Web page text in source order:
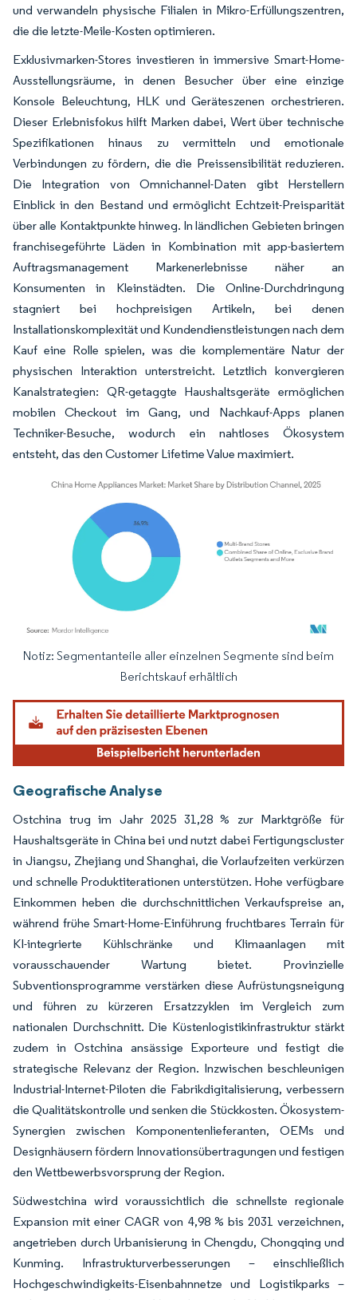
und verwandeln physische Filialen in Mikro-Erfüllungszentren,
die die letzte-Meile-Kosten optimieren.
Exklusivmarken-Stores investieren in immersive Smart-Home-
Ausstellungsräume, in denen Besucher über eine einzige
Konsole Beleuchtung, HLK und Geräteszenen orchestrieren.
Dieser Erlebnisfokus hilft Marken dabei, Wert über technische
Spezifikationen hinaus zu vermitteln und emotionale
Verbindungen zu fördern, die die Preissensibilität reduzieren.
Die Integration von Omnichannel-Daten gibt Herstellern
Einblick in den Bestand und ermöglicht Echtzeit-Preisparität
über alle Kontaktpunkte hinweg. In ländlichen Gebieten bringen
franchisegeführte Läden in Kombination mit app-basiertem
Auftragsmanagement Markenerlebnisse näher an
Konsumenten in Kleinstädten. Die Online-Durchdringung
stagniert bei hochpreisigen Artikeln, bei denen
Installationskomplexität und Kundendienstleistungen nach dem
Kauf eine Rolle spielen, was die komplementäre Natur der
physischen Interaktion unterstreicht. Letztlich konvergieren
Kanalstrategien: QR-getaggte Haushaltsgeräte ermöglichen
mobilen Checkout im Gang, und Nachkauf-Apps planen
Techniker-Besuche, wodurch ein nahtloses Ökosystem
entsteht, das den Customer Lifetime Value maximiert.
Bild © Mordor Intelligence. Wiederverwendung erfordert Namensnennung
Notiz: Segmentanteile aller einzelnen Segmente sind beim
Berichtskauf erhältlich
Geografische Analyse
Ostchina trug im Jahr 2025 31,28 % zur Marktgröße für
Haushaltsgeräte in China bei und nutzt dabei Fertigungscluster
in Jiangsu, Zhejiang und Shanghai, die Vorlaufzeiten verkürzen
und schnelle Produktiterationen unterstützen. Hohe verfügbare
Einkommen heben die durchschnittlichen Verkaufspreise an,
während frühe Smart-Home-Einführung fruchtbares Terrain für
KI-integrierte Kühlschränke und Klimaanlagen mit
vorausschauender Wartung bietet. Provinzielle
Subventionsprogramme verstärken diese Aufrüstungsneigung
und führen zu kürzeren Ersatzzyklen im Vergleich zum
nationalen Durchschnitt. Die Küstenlogistikinfrastruktur stärkt
zudem in Ostchina ansässige Exporteure und festigt die
strategische Relevanz der Region. Inzwischen beschleunigen
Industrial-Internet-Piloten die Fabrikdigitalisierung, verbessern
die Qualitätskontrolle und senken die Stückkosten. Ökosystem-
Synergien zwischen Komponentenlieferanten, OEMs und
Designhäusern fördern Innovationsübertragungen und festigen
den Wettbewerbsvorsprung der Region.
Südwestchina wird voraussichtlich die schnellste regionale
Expansion mit einer CAGR von 4,98 % bis 2031 verzeichnen,
angetrieben durch Urbanisierung in Chengdu, Chongqing und
Kunming. Infrastrukturverbesserungen – einschließlich
Hochgeschwindigkeits-Eisenbahnnetze und Logistikparks –